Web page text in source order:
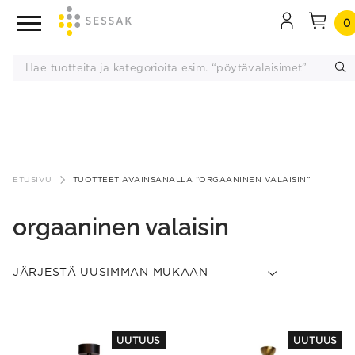
sisältöön
0
ETUSIVU TUOTTEET AVAINSANALLA “ORGAANINEN VALAISIN”
orgaaninen valaisin
UUTUUS
product
UUTUUS
product